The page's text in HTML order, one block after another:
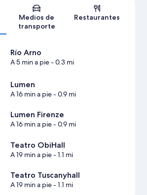
Sección del mapa
Medios de
transporte
Restaurantes
Río Arno
A 5 min a pie- 0.3 mi
Lumen
A 16 min a pie- 0.9 mi
Lumen Firenze
A 16 min a pie- 0.9 mi
Teatro ObiHall
A 19 min a pie- 1.1 mi
Teatro Tuscanyhall
A 19 min a pie- 1.1 mi